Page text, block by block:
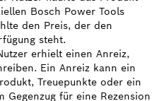
Bosch Power Tools
den Preis, der den
steht.
erhielt einen Anreiz,
Ein Anreiz kann ein
Treuepunkte oder ein
Gegenzug für eine Rezension